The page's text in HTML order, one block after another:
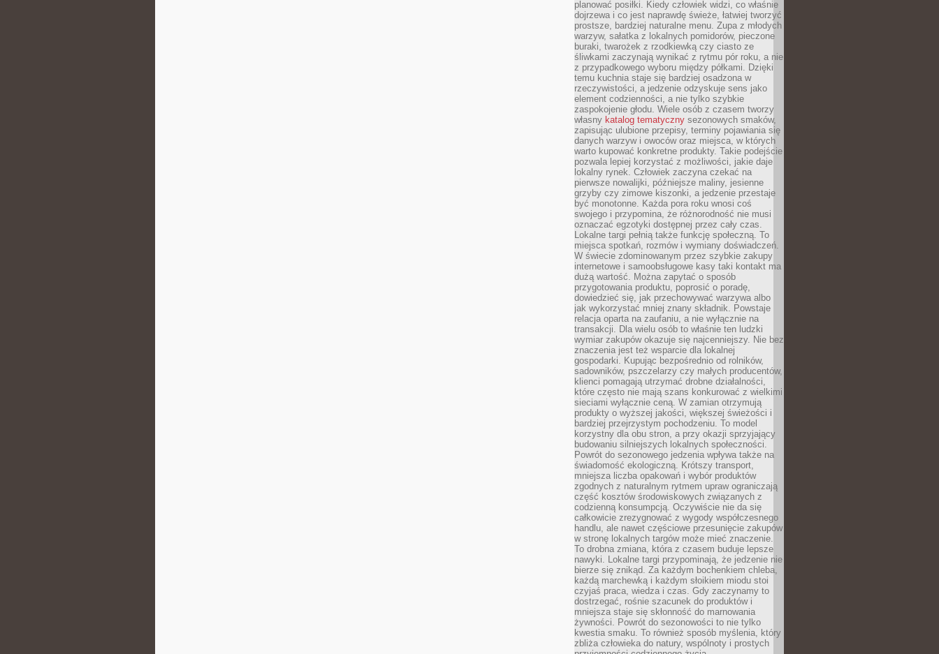
planować posiłki. Kiedy człowiek widzi, co właśnie
dojrzewa i co jest naprawdę świeże, łatwiej tworzyć
prostsze, bardziej naturalne menu. Zupa z młodych
warzyw, sałatka z lokalnych pomidorów, pieczone
buraki, twarożek z rzodkiewką czy ciasto ze
śliwkami zaczynają wynikać z rytmu pór roku, a nie
z przypadkowego wyboru między półkami. Dzięki
temu kuchnia staje się bardziej osadzona w
rzeczywistości, a jedzenie odzyskuje sens jako
element codzienności, a nie tylko szybkie
zaspokojenie głodu. Wiele osób z czasem tworzy
własny katalog tematyczny sezonowych smaków,
zapisując ulubione przepisy, terminy pojawiania się
danych warzyw i owoców oraz miejsca, w których
warto kupować konkretne produkty. Takie podejście
pozwala lepiej korzystać z możliwości, jakie daje
lokalny rynek. Człowiek zaczyna czekać na
pierwsze nowalijki, późniejsze maliny, jesienne
grzyby czy zimowe kiszonki, a jedzenie przestaje
być monotonne. Każda pora roku wnosi coś
swojego i przypomina, że różnorodność nie musi
oznaczać egzotyki dostępnej przez cały czas.
Lokalne targi pełnią także funkcję społeczną. To
miejsca spotkań, rozmów i wymiany doświadczeń.
W świecie zdominowanym przez szybkie zakupy
internetowe i samoobsługowe kasy taki kontakt ma
dużą wartość. Można zapytać o sposób
przygotowania produktu, poprosić o poradę,
dowiedzieć się, jak przechowywać warzywa albo
jak wykorzystać mniej znany składnik. Powstaje
relacja oparta na zaufaniu, a nie wyłącznie na
transakcji. Dla wielu osób to właśnie ten ludzki
wymiar zakupów okazuje się najcenniejszy. Nie bez
znaczenia jest też wsparcie dla lokalnej
gospodarki. Kupując bezpośrednio od rolników,
sadowników, pszczelarzy czy małych producentów,
klienci pomagają utrzymać drobne działalności,
które często nie mają szans konkurować z wielkimi
sieciami wyłącznie ceną. W zamian otrzymują
produkty o wyższej jakości, większej świeżości i
bardziej przejrzystym pochodzeniu. To model
korzystny dla obu stron, a przy okazji sprzyjający
budowaniu silniejszych lokalnych społeczności.
Powrót do sezonowego jedzenia wpływa także na
świadomość ekologiczną. Krótszy transport,
mniejsza liczba opakowań i wybór produktów
zgodnych z naturalnym rytmem upraw ograniczają
część kosztów środowiskowych związanych z
codzienną konsumpcją. Oczywiście nie da się
całkowicie zrezygnować z wygody współczesnego
handlu, ale nawet częściowe przesunięcie zakupów
w stronę lokalnych targów może mieć znaczenie.
To drobna zmiana, która z czasem buduje lepsze
nawyki. Lokalne targi przypominają, że jedzenie nie
bierze się znikąd. Za każdym bochenkiem chleba,
każdą marchewką i każdym słoikiem miodu stoi
czyjaś praca, wiedza i czas. Gdy zaczynamy to
dostrzegać, rośnie szacunek do produktów i
mniejsza staje się skłonność do marnowania
żywności. Powrót do sezonowości to nie tylko
kwestia smaku. To również sposób myślenia, który
zbliża człowieka do natury, wspólnoty i prostych